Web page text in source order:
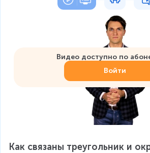
Видео доступно по
Войти
Как связаны треугольник и